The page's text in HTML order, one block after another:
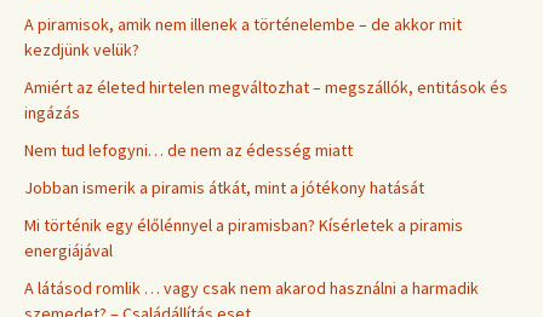
A piramisok, amik nem illenek a történelembe – de akkor mit
kezdjünk velük?
Amiért az életed hirtelen megváltozhat – megszállók, entitások és
ingázás
Nem tud lefogyni… de nem az édesség miatt
Jobban ismerik a piramis átkát, mint a jótékony hatását
Mi történik egy élőlénnyel a piramisban? Kísérletek a piramis
energiájával
A látásod romlik … vagy csak nem akarod használni a harmadik